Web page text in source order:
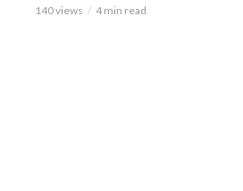
140 views 4 min read